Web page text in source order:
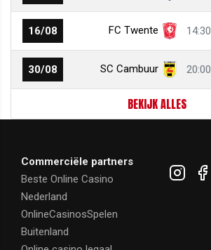
16/08 FC Twente 14:30
30/08 SC Cambuur 20:00
BEKIJK ALLES
Commerciële partners
Beste Online Casino
Nederland
OnlineCasinosSpelen
Buitenland